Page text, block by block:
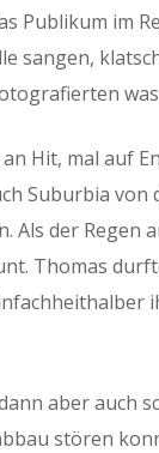
Publikum im
sangen,
Hit, mal auf
Suburbia von
Als der
Thomas
aber auch
stören